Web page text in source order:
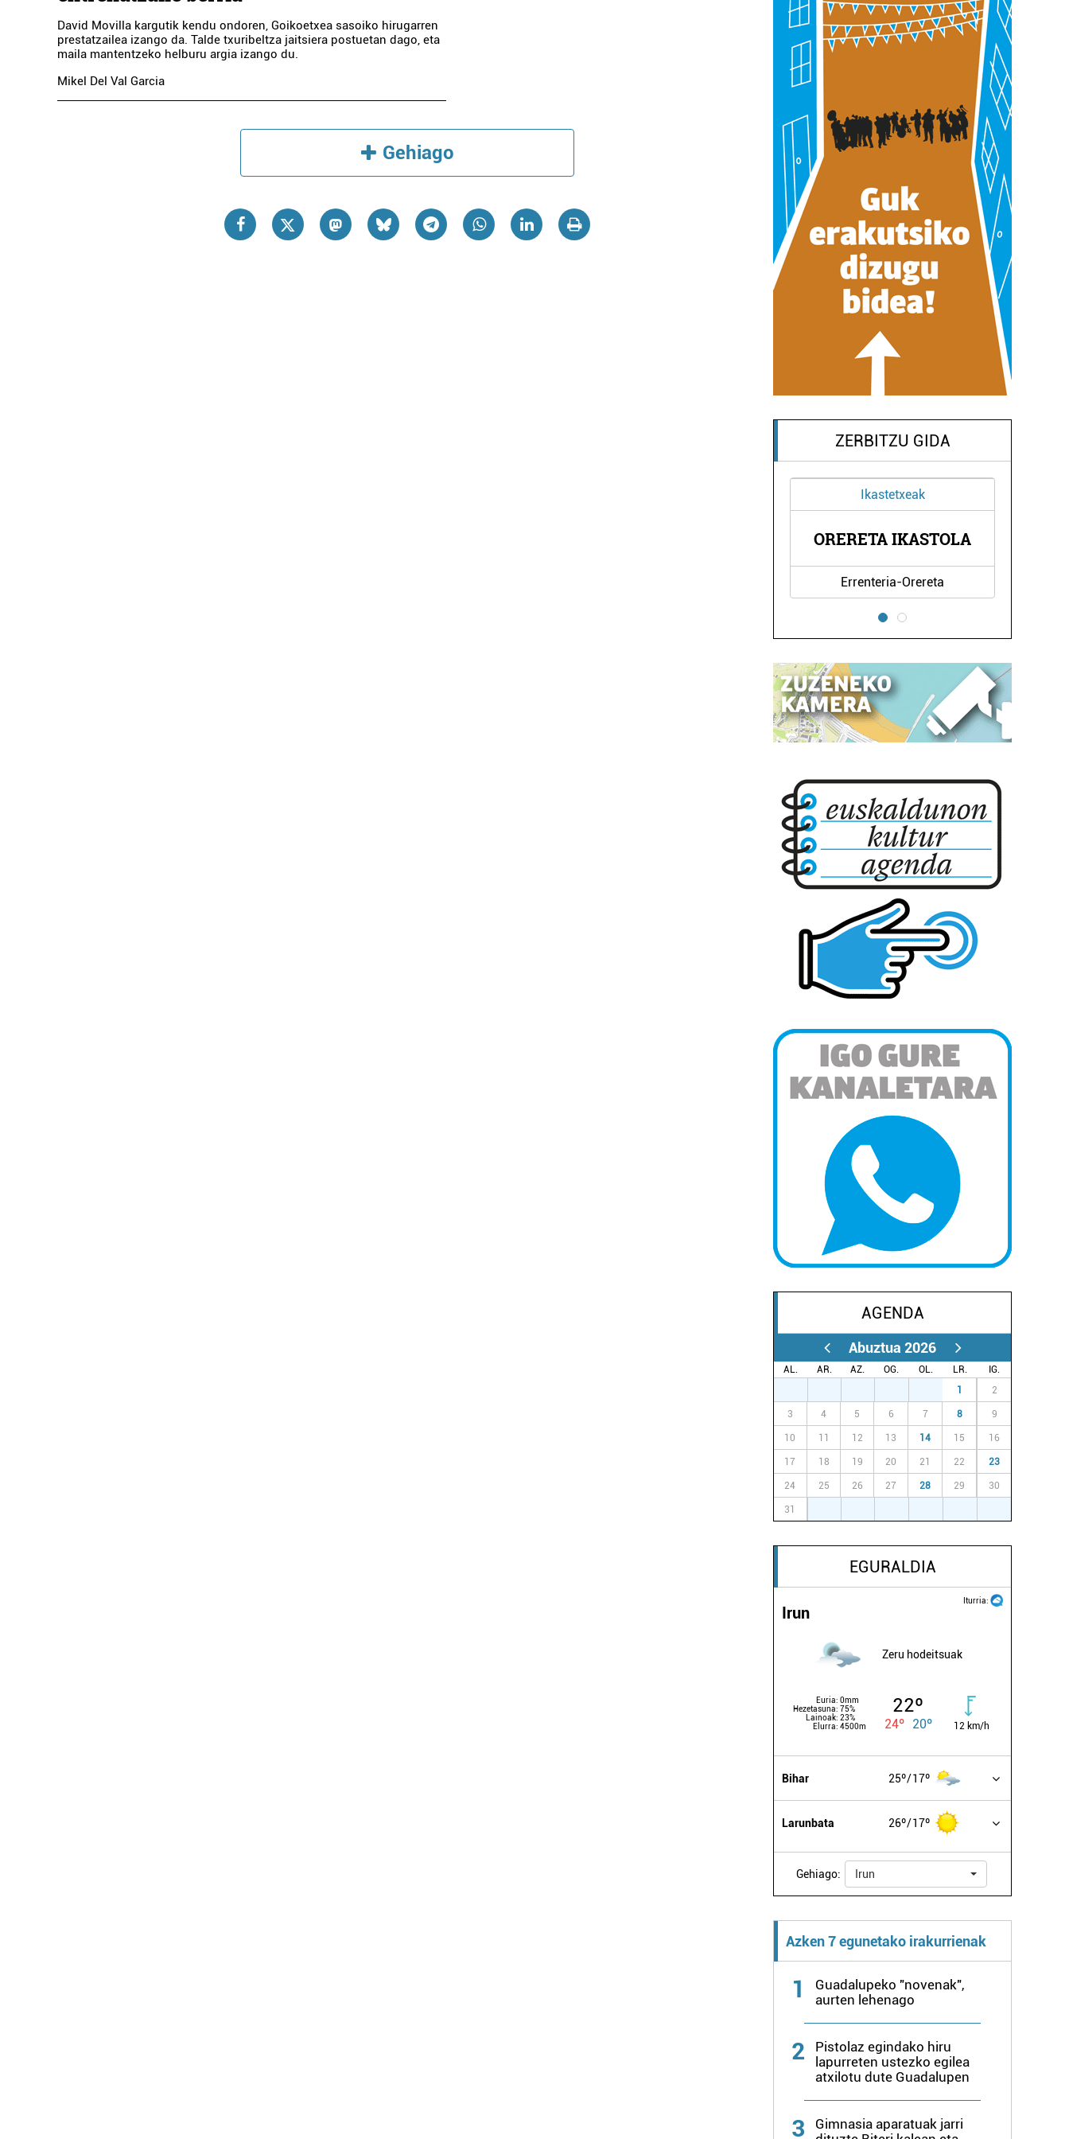
David Movilla kargutik kendu ondoren, Goikoetxea sasoiko hirugarren
prestatzailea izango da. Talde txuribeltza jaitsiera postuetan dago, eta
maila mantentzeko helburu argia izango du.
Mikel Del Val Garcia
Gehiago
ZERBITZU GIDA
ORERETA IKASTOLA KARMENGO AMA
AGENDA
Abuztua 2026
AL. AR. AZ. OG. OL. LR.
IG.
1 2
3 4 5 6 7 8 9
10 11 12 13 14 15 16
17 18 19 20 21 22 23
24 25 26 27 28 29 30
31
EGURALDIA
Iturria:
Irun
Zeru hodeitsuak
Euria: 0mm
Hezetasuna: 75%
Lainoak: 23%
Elurra: 4500m
22º
24º 20º 12 km/h
Bihar 25º 17º
Larunbata 26º 17º
Gehiago: Irun
Azken 7 egunetako irakurrienak
1
Guadalupeko "novenak",
aurten lehenago
2
Pistolaz egindako hiru
lapurreten ustezko egilea
atxilotu dute Guadalupen
3
Gimnasia aparatuak jarri